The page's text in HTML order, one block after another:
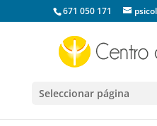
671 050 171
Seleccionar página